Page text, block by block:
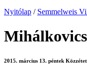
Nyitólap / Semmelweis
2015. március 13. péntek